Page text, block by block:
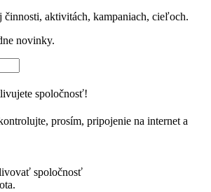
činnosti, aktivitách, kampaniach, cieľoch.
novinky.
spoločnosť!
prosím, pripojenie na internet a
spoločnosť